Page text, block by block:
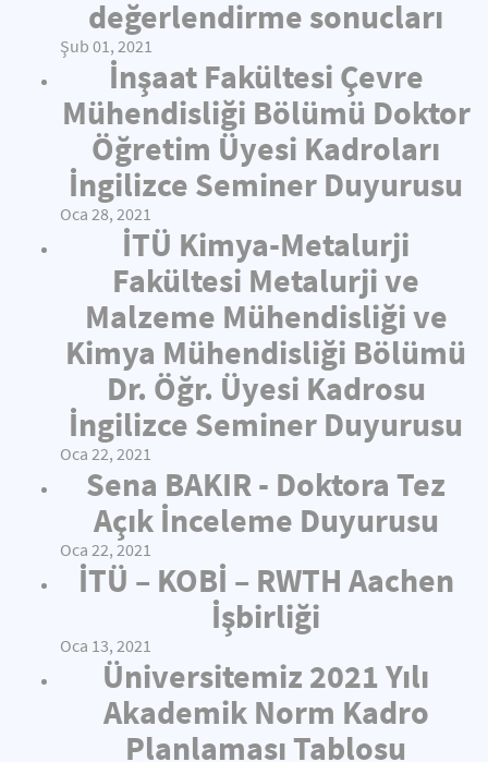
değerlendirme sonucları
Şub 01, 2021
İnşaat Fakültesi Çevre
Mühendisliği Bölümü Doktor
Öğretim Üyesi Kadroları
İngilizce Seminer Duyurusu
Oca 28, 2021
İTÜ Kimya-Metalurji
Fakültesi Metalurji ve
Malzeme Mühendisliği ve
Kimya Mühendisliği Bölümü
Dr. Öğr. Üyesi Kadrosu
İngilizce Seminer Duyurusu
Oca 22, 2021
Sena BAKIR - Doktora Tez
Açık İnceleme Duyurusu
Oca 22, 2021
İTÜ – KOBİ – RWTH Aachen
İşbirliği
Oca 13, 2021
Üniversitemiz 2021 Yılı
Akademik Norm Kadro
Planlaması Tablosu